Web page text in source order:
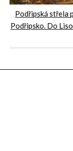
Podřipská střela
Podřipsko. Do